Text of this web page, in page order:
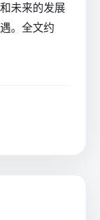
未来的发展
。全文约